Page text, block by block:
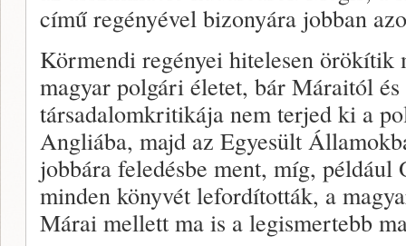
című regényével bizonyára jobban
Körmendi regényei hitelesen örökítik
magyar polgári életet, bár Máraitól
társadalomkritikája nem terjed ki a
Angliába, majd az Egyesült
jobbára feledésbe ment, míg, például
minden könyvét lefordították, a
Márai mellett ma is a legismertebb